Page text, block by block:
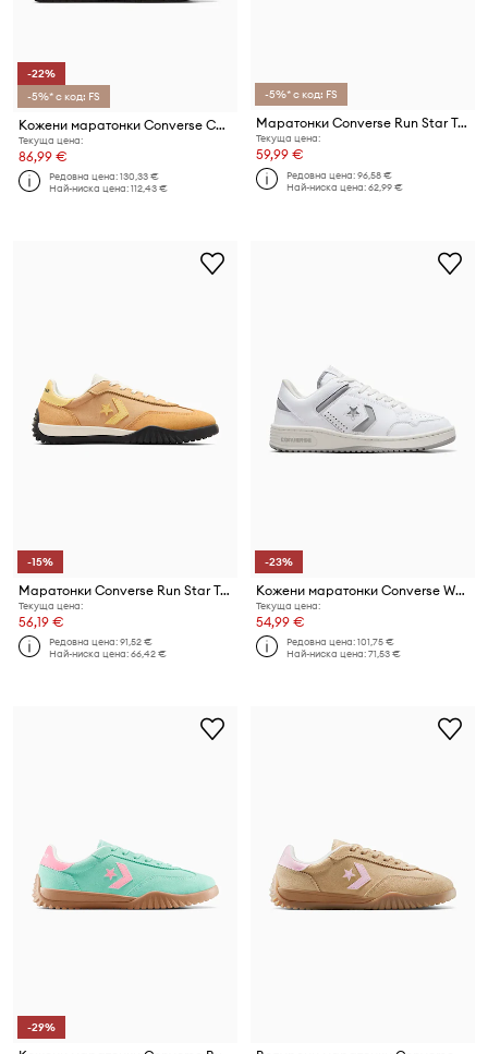
-22%
-5%* с код: FS
Кожени маратонки Converse Chuck Taylor All Star Equip Waterproof
Текуща цена:
86,99 €
Редовна цена:130,33 €
Най-ниска цена:112,43 €
-5%* с код: FS
Маратонки Converse Run Star Trainer
Текуща цена:
59,99 €
Редовна цена:96,58 €
Най-ниска цена:62,99 €
-15%
Маратонки Converse Run Star Trainer
Текуща цена:
56,19 €
Редовна цена:91,52 €
Най-ниска цена:66,42 €
-23%
Кожени маратонки Converse Weapon
Текуща цена:
54,99 €
Редовна цена:101,75 €
Най-ниска цена:71,53 €
-29%